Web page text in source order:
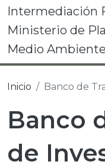
Intermediación
Ministerio de
Medio
Inicio Banco de
Banco
de